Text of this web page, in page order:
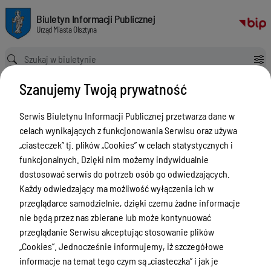
Informacje ogólne o zgromadzeniach publicznych
Biuletyn Informacji Publicznej Urząd Miasta Olsztyna
Biuletyn Informacji Publicznej
Urząd Miasta Olsztyna
Ścieżka powrotu
Strona główna Informacje ogólne o zgromadzeniach publicznych
Zgromadzenia publiczne -
procedury
Menu Przedmiotowe
ZAŁATWIANIE SPRAW
Ogłoszenia
Bezpieczeństwo
Portal BEZPIECZNY.OLSZTYN.EU
Poradnik bezpieczeństwa obywatela
Szanujemy Twoją prywatność
Serwis Biuletynu Informacji Publicznej przetwarza dane w
celach wynikających z funkcjonowania Serwisu oraz używa
„ciasteczek” tj. plików „Cookies” w celach statystycznych i
funkcjonalnych. Dzięki nim możemy indywidualnie
dostosować serwis do potrzeb osób go odwiedzających.
Każdy odwiedzający ma możliwość wyłączenia ich w
przeglądarce samodzielnie, dzięki czemu żadne informacje
nie będą przez nas zbierane lub może kontynuować
przeglądanie Serwisu akceptując stosowanie plików
„Cookies”. Jednocześnie informujemy, iż szczegółowe
informacje na temat tego czym są „ciasteczka” i jak je